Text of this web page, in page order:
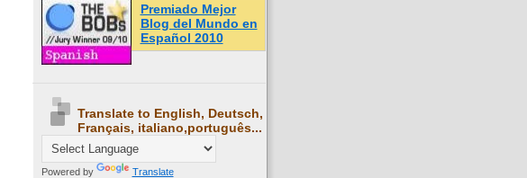
Premiado Mejor
Blog del Mundo en
Español 2010
Translate to English, Deutsch,
Français, italiano,português...
Powered by Translate